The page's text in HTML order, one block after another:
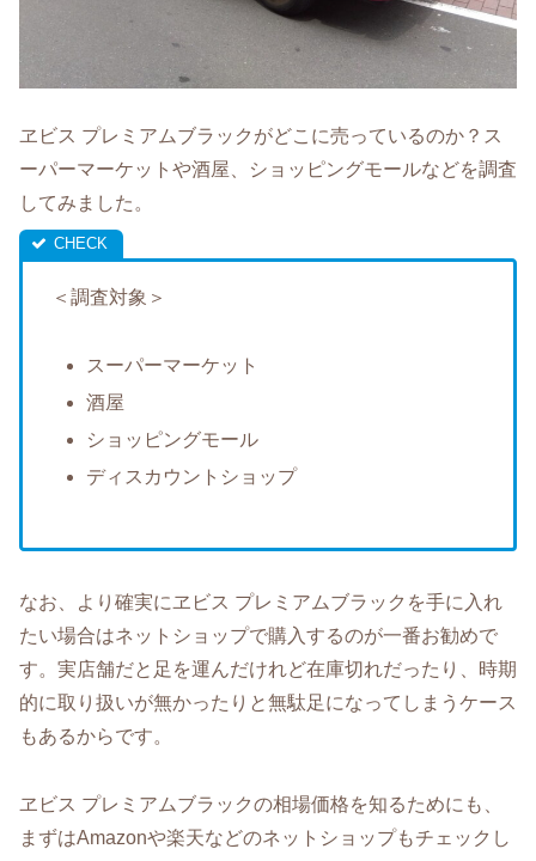
ヱビス プレミアムブラックがどこに売っているのか？ス
ーパーマーケットや酒屋、ショッピングモールなどを調査
してみました。
＜調査対象＞
スーパーマーケット
酒屋
ショッピングモール
ディスカウントショップ
なお、より確実にヱビス プレミアムブラックを手に入れ
たい場合はネットショップで購入するのが一番お勧めで
す。実店舗だと足を運んだけれど在庫切れだったり、時期
的に取り扱いが無かったりと無駄足になってしまうケース
もあるからです。
ヱビス プレミアムブラックの相場価格を知るためにも、
まずはAmazonや楽天などのネットショップもチェックし